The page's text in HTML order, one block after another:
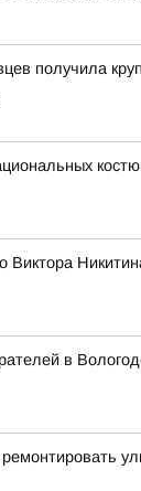
получила
Виктора
в